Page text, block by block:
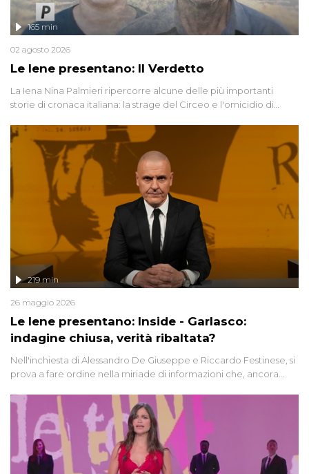
Le Iene presentano: Il Verdetto
165 min
02 agosto 2026
La Iena Nina Palmieri ripercorre alcune delle più importanti
storie di cronaca italiana: la strage del Circeo e l'omicidio di
Le Iene presentano: Inside - Garlasco:
indagine chiusa, verità ribaltata?
219 min
26 maggio 2026
Nell'inchiesta di Alessandro De Giuseppe e Riccardo Festinese, si
prova a fare ordine nella miriade di informazioni che, ancora
giudiziarie più discusse degli ultimi anni. Lo speciale ricostruisce la
vicenda mettendo in fila testimonianze, errori, dettagli
controversi e i protagonisti di un'indagine che sembra non avere
fine.